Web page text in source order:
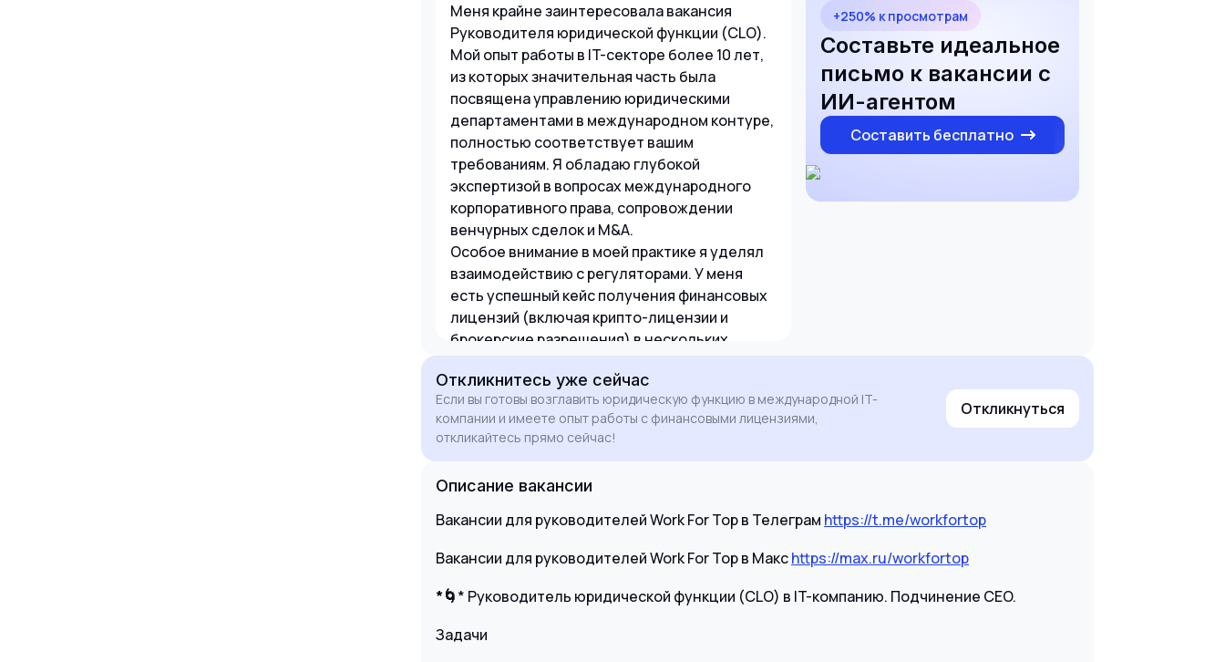
Меня крайне заинтересовала вакансия
Руководителя юридической функции (CLO).
Мой опыт работы в IT-секторе более 10 лет,
из которых значительная часть была
посвящена управлению юридическими
департаментами в международном контуре,
полностью соответствует вашим
требованиям. Я обладаю глубокой
экспертизой в вопросах международного
корпоративного права, сопровождении
венчурных сделок и M&A.
Особое внимание в моей практике я уделял
взаимодействию с регуляторами. У меня
есть успешный кейс получения финансовых
лицензий (включая крипто-лицензии и
брокерские разрешения) в нескольких
приоритетным для вашей компании. Кроме
того, я активно внедряю инструменты
автоматизации и ИИ в юридические
процессы для повышения эффективности
Буду рад обсудить, как мой опыт поможет
минимизировать риски и обеспечить
вашего бизнеса на глобальном рынке. Готов
+250% к просмотрам
Составьте идеальное
письмо к вакансии с
ИИ-агентом
Составить бесплатно
Откликнитесь уже сейчас
Если вы готовы возглавить юридическую функцию в международной IT-
компании и имеете опыт работы с финансовыми лицензиями,
откликайтесь прямо сейчас!
Откликнуться
Описание вакансии
Вакансии для руководителей Work For Top в Телеграм https://t.me/workfortop
Вакансии для руководителей Work For Top в Максhttps://max.ru/workfortop
*🌀* Руководитель юридической функции (CLO) в IT-компанию. Подчинение CEO.
Задачи